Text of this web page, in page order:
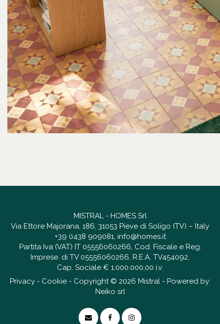
MISTRAL - HOMES Srl
Via Ettore Majorana, 186, 31053 Pieve di Soligo (TV) – Italy
+39 0438 909081, info@homes.it
Partita Iva (VAT) IT 05556060266, Cod. Fiscale e Reg.
Imprese. di TV 05556060266, R.E.A. TV454092,
Cap. Sociale € 1.000.000,00 i.v.
Privacy- Cookie- Copyright © 2026 Mistral - Powered by:
Neiko srl